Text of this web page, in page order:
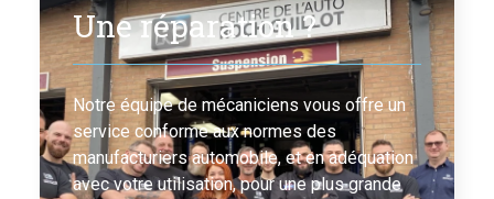
Une réparation ?
Notre équipe de mécaniciens vous offre un
service conforme aux normes des
manufacturiers automobile, et en adéquation
avec votre utilisation, pour une plus grande